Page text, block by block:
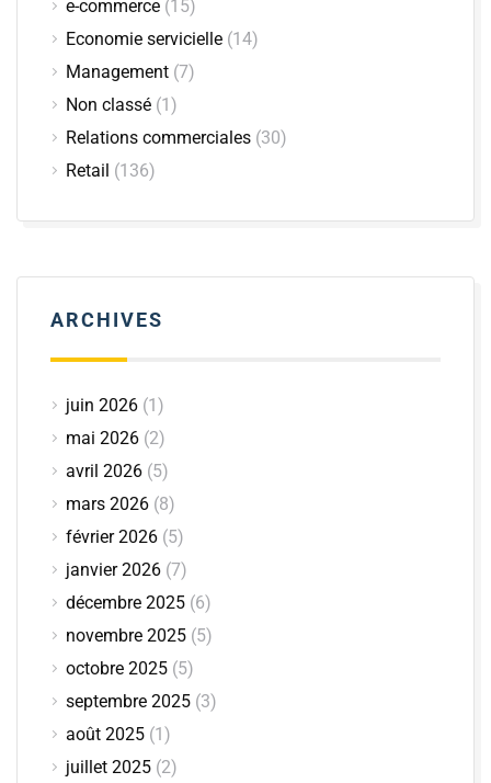
e-commerce (15)
Economie servicielle (14)
Management (7)
Non classé (1)
Relations commerciales (30)
Retail (136)
ARCHIVES
juin 2026 (1)
mai 2026 (2)
avril 2026 (5)
mars 2026 (8)
février 2026 (5)
janvier 2026 (7)
décembre 2025 (6)
novembre 2025 (5)
octobre 2025 (5)
septembre 2025 (3)
août 2025 (1)
juillet 2025 (2)